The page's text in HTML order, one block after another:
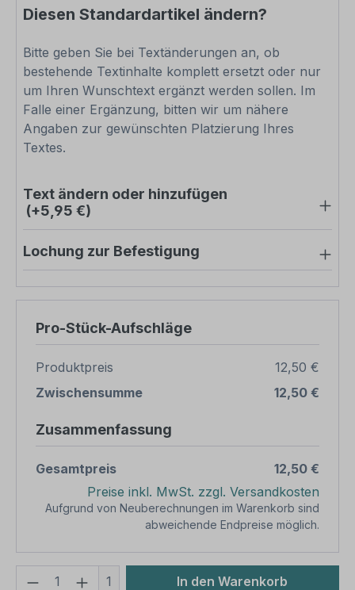
Diesen Standardartikel ändern?
Bitte geben Sie bei Textänderungen an, ob
bestehende Textinhalte komplett ersetzt oder nur
um Ihren Wunschtext ergänzt werden sollen. Im
Falle einer Ergänzung, bitten wir um nähere
Angaben zur gewünschten Platzierung Ihres
Textes.
Text ändern oder hinzufügen
(+5,95 €)
Lochung zur Befestigung
Pro-Stück-Aufschläge
Produktpreis
12,50 €
Zwischensumme
12,50 €
Zusammenfassung
Gesamtpreis
12,50 €
Preise inkl. MwSt. zzgl. Versandkosten
Aufgrund von Neuberechnungen im Warenkorb sind
abweichende Endpreise möglich.
Produkt Anzahl: Gib den
1 In den Warenkorb